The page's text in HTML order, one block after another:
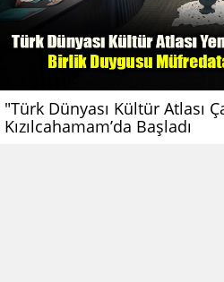
"Türk Dünyası Kültür Atlası
Kızılcahamam’da Başladı